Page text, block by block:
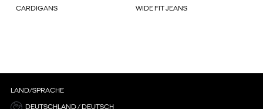
CARDIGANS WIDE FIT JEANS
LAND/SPRACHE
DEUTSCHLAND / DEUTSCH